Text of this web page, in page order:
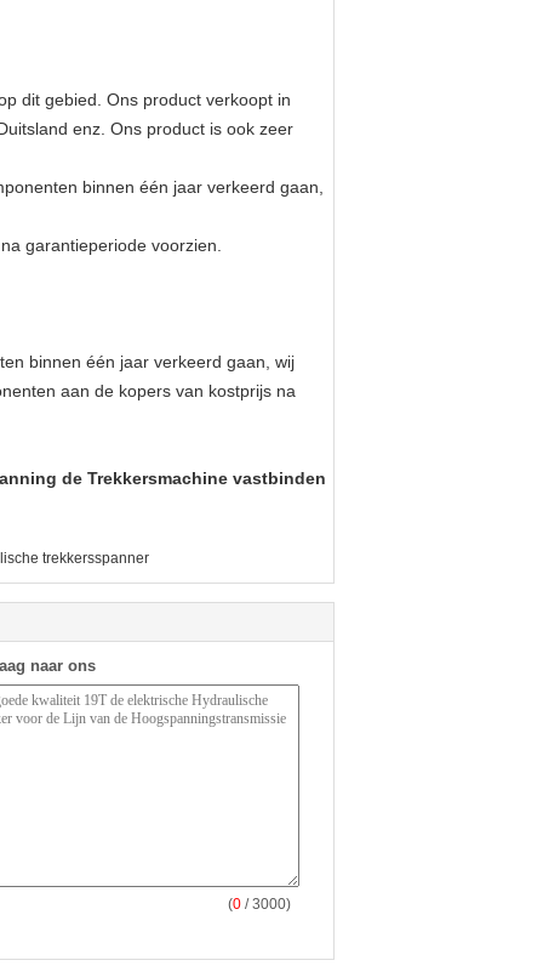
dit gebied. Ons product verkoopt in
enz. Ons product is ook zeer
binnen één jaar verkeerd gaan,
garantieperiode voorzien.
binnen één jaar verkeerd gaan, wij
aan de kopers van kostprijs na
de Trekkersmachine vastbinden
trekkersspanner
naar ons
(0 / 3000)